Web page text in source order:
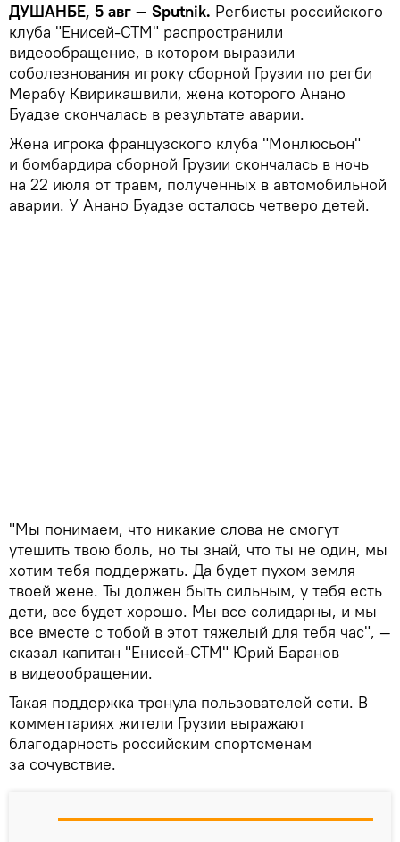
ДУШАНБЕ, 5 авг — Sputnik. Регбисты российского
клуба "Енисей-СТМ" распространили
видеообращение, в котором выразили
соболезнования игроку сборной Грузии по регби
Мерабу Квирикашвили, жена которого Анано
Буадзе скончалась в результате аварии.
Жена игрока французского клуба "Монлюсьон"
и бомбардира сборной Грузии скончалась в ночь
на 22 июля от травм, полученных в автомобильной
аварии. У Анано Буадзе осталось четверо детей.
"Мы понимаем, что никакие слова не смогут
утешить твою боль, но ты знай, что ты не один, мы
хотим тебя поддержать. Да будет пухом земля
твоей жене. Ты должен быть сильным, у тебя есть
дети, все будет хорошо. Мы все солидарны, и мы
все вместе с тобой в этот тяжелый для тебя час", —
сказал капитан "Енисей-СТМ" Юрий Баранов
в видеообращении.
Такая поддержка тронула пользователей сети. В
комментариях жители Грузии выражают
благодарность российским спортсменам
за сочувствие.